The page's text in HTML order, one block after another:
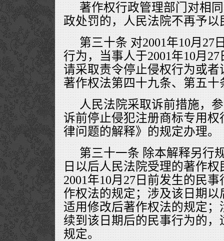
著作权行政管理部门对相
政处罚的，人民法院不再予以
第三十条 对2001年10月27
行为，当事人于2001年10月
请采取责令停止侵权行为或
著作权法第四十九条、第五十
人民法院采取诉前措施，
诉前停止侵犯注册商标专用
律问题的解释》的规定办理。
第三十一条 除本解释另行
日以后人民法院受理的著作
2001年10月27日前发生的民
作权法的规定；涉及该日期
适用修改后著作权法的规定
续到该日期后的民事行为的
规定。